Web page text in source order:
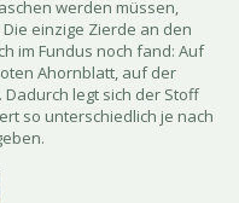
werden müssen,
einzige Zierde an den
im Fundus noch fand: Auf
Ahornblatt, auf der
legt sich der Stoff
so unterschiedlich je nach